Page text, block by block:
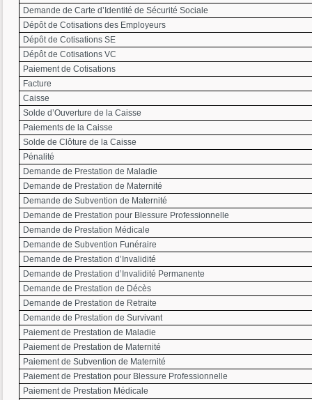
Demande de Carte d’Identité de Sécurité Sociale
Dépôt de Cotisations des Employeurs
Dépôt de Cotisations SE
Dépôt de Cotisations VC
Paiement de Cotisations
Facture
Caisse
Solde d’Ouverture de la Caisse
Paiements de la Caisse
Solde de Clôture de la Caisse
Pénalité
Demande de Prestation de Maladie
Demande de Prestation de Maternité
Demande de Subvention de Maternité
Demande de Prestation pour Blessure Professionnelle
Demande de Prestation Médicale
Demande de Subvention Funéraire
Demande de Prestation d’Invalidité
Demande de Prestation d’Invalidité Permanente
Demande de Prestation de Décès
Demande de Prestation de Retraite
Demande de Prestation de Survivant
Paiement de Prestation de Maladie
Paiement de Prestation de Maternité
Paiement de Subvention de Maternité
Paiement de Prestation pour Blessure Professionnelle
Paiement de Prestation Médicale